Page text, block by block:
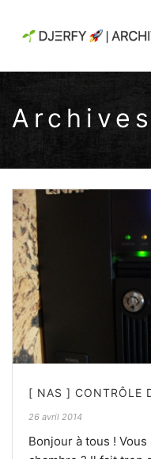
Archives
[ NAS ] CONTRÔLE
26 avril 2014
Bonjour à tous !